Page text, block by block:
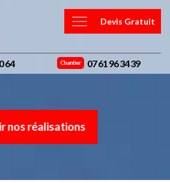
Devis Gratuit
64 Chantier 07 61 96 34 39
nos réalisations